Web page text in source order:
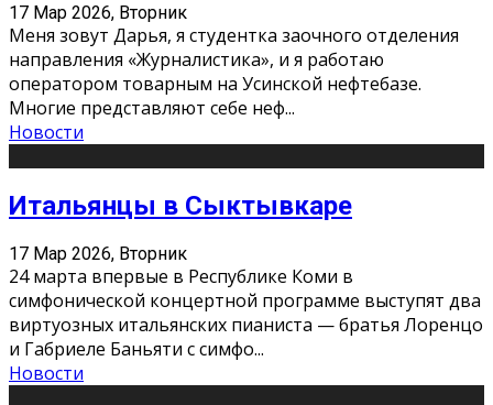
17 Мар 2026, Вторник
Меня зовут Дарья, я студентка заочного отделения
направления «Журналистика», и я работаю
оператором товарным на Усинской нефтебазе.
Многие представляют себе неф...
Новости
Итальянцы в Сыктывкаре
17 Мар 2026, Вторник
24 марта впервые в Республике Коми в
симфонической концертной программе выступят два
виртуозных итальянских пианиста — братья Лоренцо
и Габриеле Баньяти с симфо...
Новости